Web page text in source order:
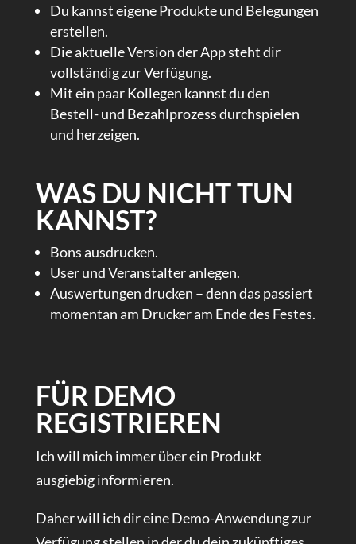
Du kannst eigene Produkte und Belegungen
erstellen.
Die aktuelle Version der App steht dir
vollständig zur Verfügung.
Mit ein paar Kollegen kannst du den
Bestell- und Bezahlprozess durchspielen
und herzeigen.
WAS DU NICHT TUN
KANNST?
Bons ausdrucken.
User und Veranstalter anlegen.
Auswertungen drucken – denn das passiert
momentan am Drucker am Ende des Festes.
FÜR DEMO
REGISTRIEREN
Ich will mich immer über ein Produkt
ausgiebig informieren.
Daher will ich dir eine Demo-Anwendung zur